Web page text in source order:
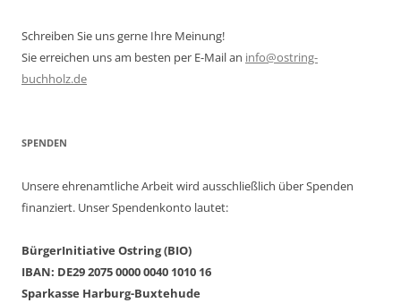
Schreiben Sie uns gerne Ihre Meinung!
Sie erreichen uns am besten per E-Mail an info@ostring-
buchholz.de
SPENDEN
Unsere ehrenamtliche Arbeit wird ausschließlich über Spenden
finanziert. Unser Spendenkonto lautet:
BürgerInitiative Ostring (BIO)
IBAN: DE29 2075 0000 0040 1010 16
Sparkasse Harburg-Buxtehude